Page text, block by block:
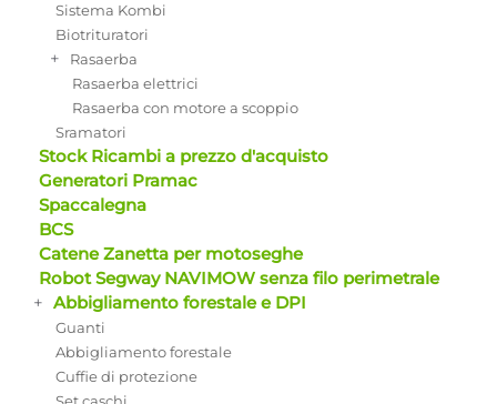
Sistema Kombi
Biotrituratori
+
Rasaerba
Rasaerba elettrici
Rasaerba con motore a scoppio
Sramatori
Stock Ricambi a prezzo d'acquisto
Generatori Pramac
Spaccalegna
BCS
Catene Zanetta per motoseghe
Robot Segway NAVIMOW senza filo perimetrale
+ Abbigliamento forestale e DPI
Guanti
Abbigliamento forestale
Cuffie di protezione